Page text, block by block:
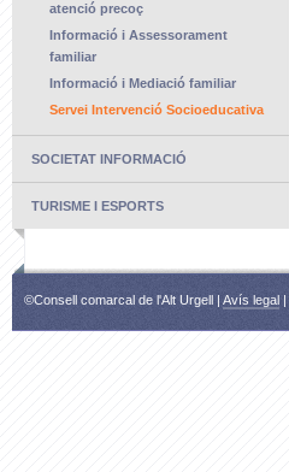
atenció precoç
Informació i Assessorament
familiar
Informació i Mediació familiar
Servei Intervenció Socioeducativa
SOCIETAT INFORMACIÓ
TURISME I ESPORTS
©Consell comarcal de l'Alt Urgell | Avís legal |